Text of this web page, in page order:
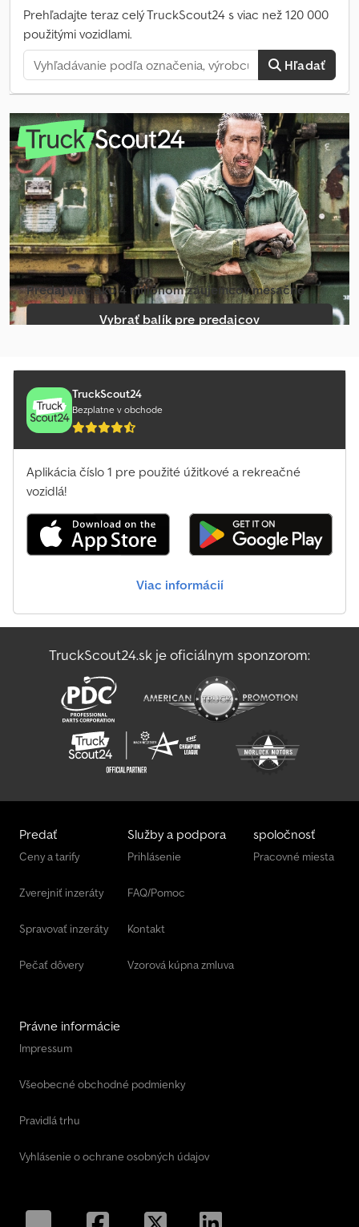
Prehľadajte teraz celý TruckScout24 s viac než 120 000
použitými vozidlami.
Hľadať
Predaj viac ako 4 miliónom záujemcov mesačne
Vybrať balík pre predajcov
TruckScout24
Bezplatne v obchode
Aplikácia číslo 1 pre použité úžitkové a rekreačné
vozidlá!
Viac informácií
TruckScout24.sk je oficiálnym sponzorom:
Predať
Ceny a tarify
Zverejniť inzeráty
Spravovať inzeráty
Pečať dôvery
Služby a podpora
Prihlásenie
FAQ/Pomoc
Kontakt
Vzorová kúpna zmluva
spoločnosť
Pracovné miesta
Právne informácie
Impressum
Všeobecné obchodné podmienky
Pravidlá trhu
Vyhlásenie o ochrane osobných údajov